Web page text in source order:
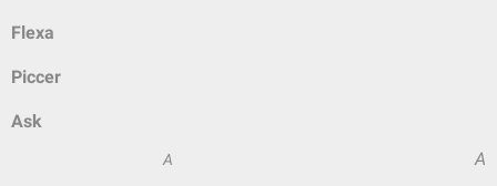
Flexa
Piccer
Ask
A A